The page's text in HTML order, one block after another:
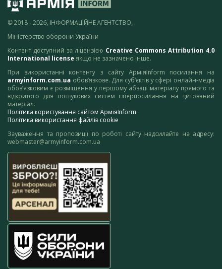
© 2018 - 2026, ІНФОРМАЦІЙНЕ АГЕНТСТВО,
Міністерство оборони України
Контент доступний за ліцензією Creative Commons Attribution 4.0
International license якщо не зазначено інше.
При використанні контенту з сайту АрміяInform посилання на
armyinform.com.ua обов’язкове. Для суб’єктів у сфері онлайн-медіа
обов’язковим є розміщення у першому абзаці матеріалу прямого та
відкритого для пошукових систем гіперпосилання на цитований
матеріал.
Політика користування сайтом АрміяInform
Політика використання файлів cookie
Зауваження та пропозиції по роботі сайту надсилайте на адресу:
webmaster@armyinform.com.ua